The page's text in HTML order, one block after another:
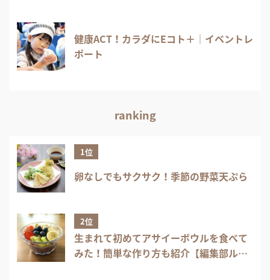
健康ACT！カラダにEコト＋｜イベントレ
ポート
ranking
1位
卵なしでもサクサク！季節の野菜天ぷら
2位
生まれて初めてアサイーボウルを食べて
みた！簡単な作り方も紹介【編集部ル